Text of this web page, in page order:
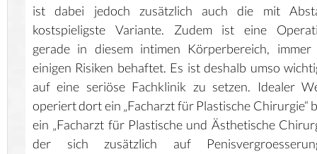
ist dabei jedoch zusätzlich auch die mit
kostspieligste Variante. Zudem ist eine
gerade in diesem intimen Körperbereich, immer
einigen Risiken behaftet. Es ist deshalb umso
auf eine seriöse Fachklinik zu setzen. Idealer
operiert dort ein „Facharzt für Plastische Chirurgie“
ein „Facharzt für Plastische und Ästhetische
der sich zusätzlich auf